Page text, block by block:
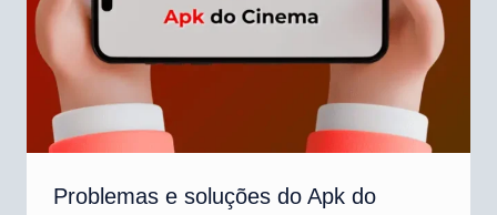
Problemas e soluções do Apk do